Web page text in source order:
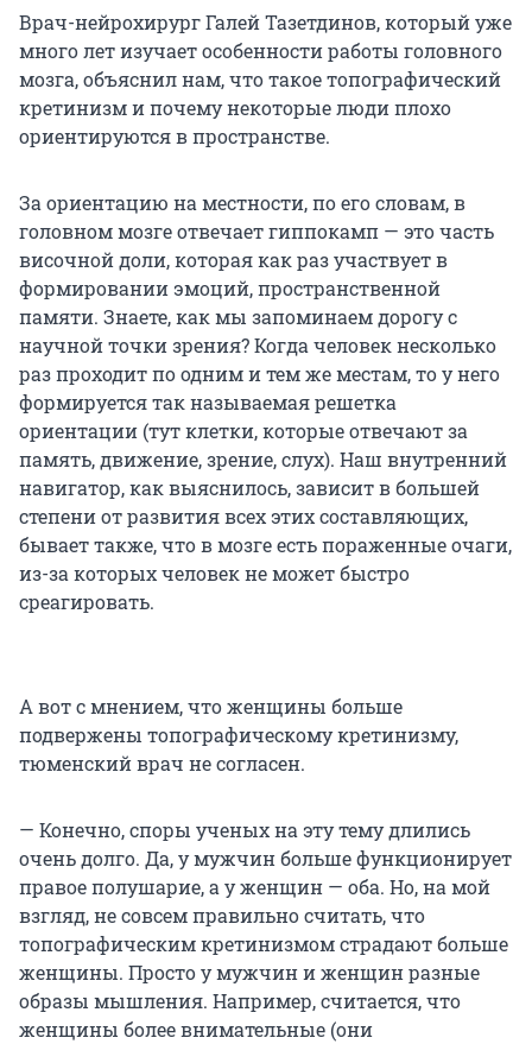
Врач-нейрохирург Галей Тазетдинов, который уже
много лет изучает особенности работы головного
мозга, объяснил нам, что такое топографический
кретинизм и почему некоторые люди плохо
ориентируются в пространстве.
За ориентацию на местности, по его словам, в
головном мозге отвечает гиппокамп — это часть
височной доли, которая как раз участвует в
формировании эмоций, пространственной
памяти. Знаете, как мы запоминаем дорогу с
научной точки зрения? Когда человек несколько
раз проходит по одним и тем же местам, то у него
формируется так называемая решетка
ориентации (тут клетки, которые отвечают за
память, движение, зрение, слух). Наш внутренний
навигатор, как выяснилось, зависит в большей
степени от развития всех этих составляющих,
бывает также, что в мозге есть пораженные очаги,
из-за которых человек не может быстро
среагировать.
А вот с мнением, что женщины больше
подвержены топографическому кретинизму,
тюменский врач не согласен.
— Конечно, споры ученых на эту тему длились
очень долго. Да, у мужчин больше функционирует
правое полушарие, а у женщин — оба. Но, на мой
взгляд, не совсем правильно считать, что
топографическим кретинизмом страдают больше
женщины. Просто у мужчин и женщин разные
образы мышления. Например, считается, что
женщины более внимательные (они